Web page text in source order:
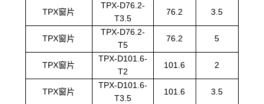
TPX窗片
TPX-D76.2-
T3.5
76.2 3.5
TPX窗片
TPX-D76.2-
T5
76.2 5
TPX窗片
TPX-D101.6-
T2
101.6 2
TPX窗片
TPX-D101.6-
T3.5
101.6 3.5